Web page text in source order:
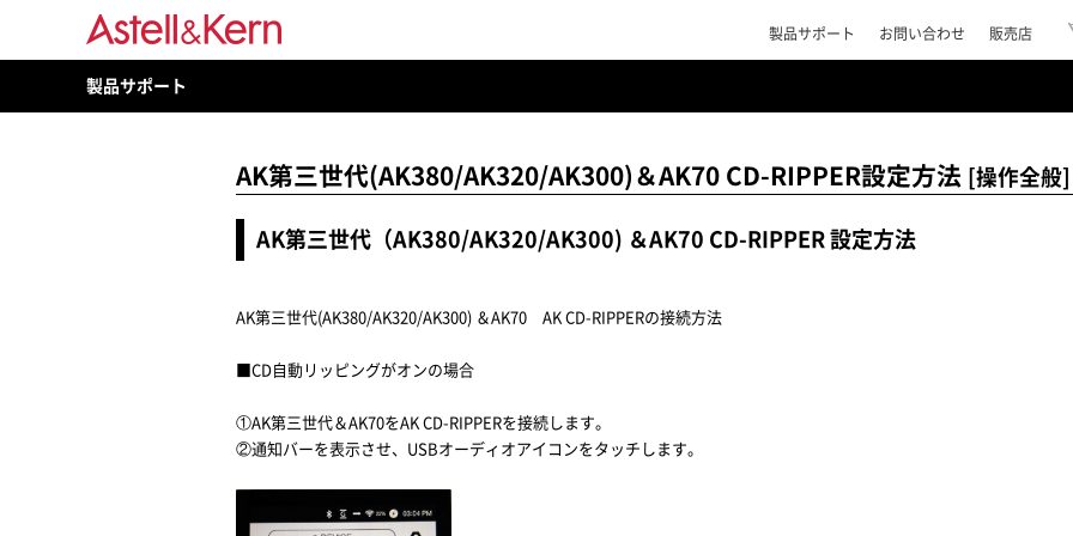
製品サポート お問い合わせ 販売店
製品サポート
AK第三世代(AK380/AK320/AK300)＆AK70 CD-RIPPER設定方法 [操作全般]
AK第三世代（AK380/AK320/AK300) ＆AK70 CD-RIPPER 設定方法
AK第三世代(AK380/AK320/AK300) ＆AK70 AK CD-RIPPERの接続方法
■CD自動リッピングがオンの場合
①AK第三世代＆AK70をAK CD-RIPPERを接続します。
②通知バーを表示させ、USBオーディオアイコンをタッチします。